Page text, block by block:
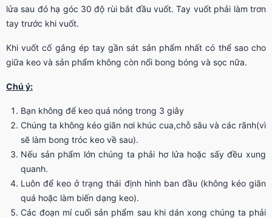
lửa sau đó hạ góc 30 độ rùi bắt đầu vuốt. Tay vuốt phải làm trơn
tay trước khi vuốt.
Khi vuốt cố gắng ép tay gần sát sản phẩm nhất có thể sao cho
giữa keo và sản phẩm không còn nổi bong bóng và sọc nữa.
Chú ý:
Bạn không để keo quá nóng trong 3 giây
Chúng ta không kéo giãn nơi khúc cua,chỗ sâu và các rãnh(vì
sẽ làm bong tróc keo về sau).
Nếu sản phẩm lớn chúng ta phải hơ lửa hoặc sấy đều xung
quanh.
Luôn để keo ở trạng thái định hình ban đầu (không kéo giãn
quá hoặc làm biến dạng keo).
Các đoạn mí cuối sản phẩm sau khi dán xong chúng ta phải